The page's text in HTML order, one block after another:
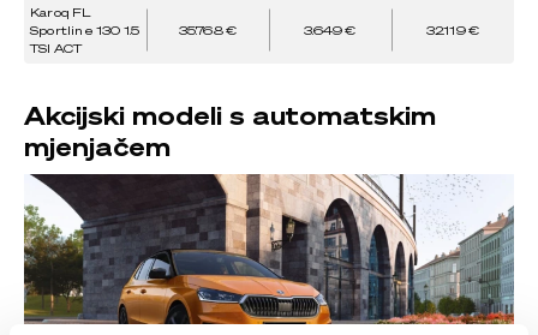
Karoq FL
Sportline 130 1.5
TSI ACT
35.768 € 3.649 € 32.119 €
Akcijski modeli s automatskim
mjenjačem